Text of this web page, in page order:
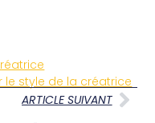
le style de la créatrice
ARTICLE SUIVANT